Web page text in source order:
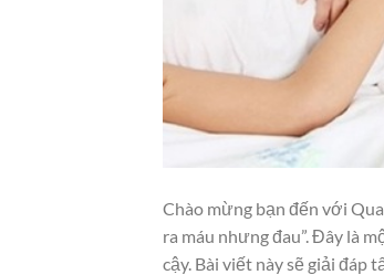
Chào mừng bạn đến với
ra máu nhưng đau”. Đây là
cậy. Bài viết này sẽ giải đáp